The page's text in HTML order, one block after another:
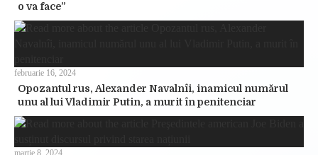
o va face”
Opozantul rus, Alexander Navalnîi, inamicul numărul
unu al lui Vladimir Putin, a murit în penitenciar
februarie 16, 2024
martie 8, 2024